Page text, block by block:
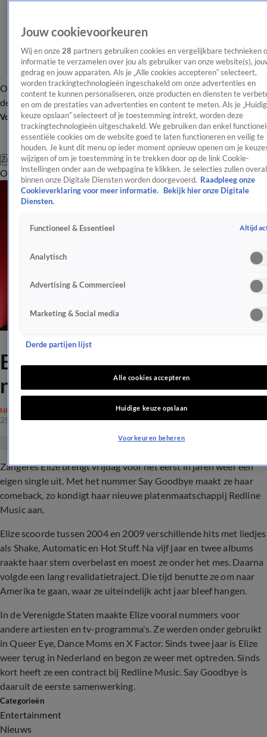
OverzichtAfleveringen Entertainment TV Algemeen
Tip
de redactieNieuwsbrief
Volg Shownieuws
Zoeken
OverzichtEntertainmentSpraakmakendRealityCrimeVideo's
Elize maakt comeback met
nieuw nummer
NIEUWS
25 aug 2020, 01:26
Zangeres Elize brengt vrijdag voor het eerst in jaren weer een
eigen single uit. Met het nummer Say Goodbye maakt ze haar
comeback, zo kondigt haar nieuwe platenmaatschappij Redline
Music aan.
Elize scoorde tussen 2004 en 2009 verschillende hits met liedjes
als Shake, Automatic en Hot Stuff. Na vijf jaar en twee albums
raakte haar stem overbelast en moest ze onder het mes. Daarna
volgde een lang revalidatietraject. Die tijd benutte ze om naar
Amerika te gaan, waar ze uiteindelijk acht jaar bleef hangen.
In de Verenigde Staten maakte Elize vooral nummers voor
andere artiesten en tv-programma's. Ze werden onder gebruikt
in Queer Eye, Dance Moms en X Factor. Sinds twee jaar is Elize
weer terug in Nederland en begon ze weer met optreden. Sinds
kort heeft ze een contract bij Redline Music. Say Goodbye is
daaruit de eerste samenwerking.
Categorieën
Entertainment
Nieuws
Jouw cookievoorkeuren
Wij en onze 28 partners gebruiken cookies en vergelijkbare technieken
informatie te verzamelen over jou als gebruiker van onze website(s),
gedrag en jouw apparaten. Als je „Alle cookies accepteren” selecteert,
worden trackingtechnologieën ingeschakeld om onze advertenties en
content te kunnen personaliseren, onze producten en diensten te
en om de prestaties van advertenties en content te meten. Als je
keuze opslaan” selecteert of je toestemming intrekt, worden deze
trackingtechnologieën uitgeschakeld. We gebruiken dan enkel
essentiële cookies om de website goed te laten functioneren en veilig te
houden. Je kunt dit menu op ieder moment opnieuw openen om je
wijzigen of om je toestemming in te trekken door op de link Cookie-
instellingen onder aan de webpagina te klikken. Je selecties zullen overal
binnen onze Digitale Diensten worden doorgevoerd. Raadpleeg onze
Cookieverklaring voor meer informatie.
Bekijk hier onze Digitale
Diensten.
Functioneel & Essentieel Altijd
Analytisch
Advertising & Commercieel
Marketing & Social media
Derde partijen lijst
Alle cookies accepteren
Huidige keuze opslaan
Voorkeuren beheren